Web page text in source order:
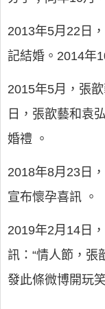
2013年5月22日
記結婚。2014年
2015年5月，張
日，張歆藝和袁
婚禮 。
2018年8月23日
宣布懷孕喜訊 。
2019年2月14日
訊：“情人節，張
發此條微博開玩